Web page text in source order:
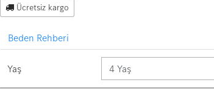
Ücretsiz kargo
Beden Rehberi
Yaş Yaş